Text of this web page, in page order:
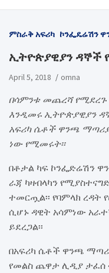
ምስራቅ አፍሪካ ኮንፌዴሬሽን
ኢትዮጵያዊያን ዳኞች
April 5, 2018 omna
በሳምንቱ መጨረሻ የሚደረጉ
እንዲመሩ ኢትዮጵያዊያን
አፍሪካ ሴቶች ዋንጫ
ነው የሚመሩት፡፡
በቶታል ካፍ ኮንፌድሬሽን
ራጃ ካዛብላካን
ተመርጧል፡፡ የባምላክ
ሲሆኑ ዳዊት አሳምነው
ይደረጋል፡፡
በአፍሪካ ሴቶች ዋንጫ
የመልስ ጨዋታ ሊዲያ ታፈሰ